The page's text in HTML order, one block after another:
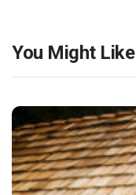
You Might Like